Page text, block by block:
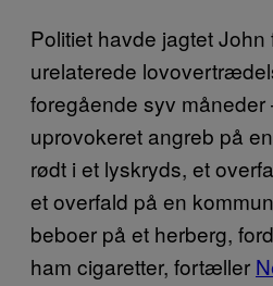
Politiet havde jagtet
urelaterede
foregående syv måneder
uprovokeret angreb på
rødt i et lyskryds, et
et overfald på en
beboer på et herberg,
ham cigaretter, fortæller